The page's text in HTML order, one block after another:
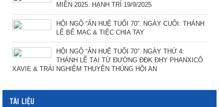
MIỀN 2025. HẠNH TRÍ 19/9/2025
HỘI NGỘ “ÂN HUỆ TUỔI 70”. NGÀY CUỐI: THÁNH
LỄ BẾ MẠC & TIỆC CHIA TAY
HỘI NGỘ “ÂN HUỆ TUỔI 70”. NGÀY THỨ 4:
THÁNH LỄ TẠI TỪ ĐƯỜNG ĐĐK ĐHY PHANXICÔ
XAVIE & TRẢI NGHIỆM THUYỀN THÚNG HỘI AN
TÀI LIỆU